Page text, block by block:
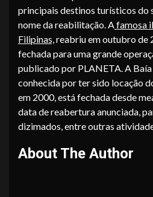
principais destinos turísticos do
nome da reabilitação. Afamosa
Filipinas,reabriu em outubro de
fechada para uma grande
publicado por PLANETA. A
conhecida por ter sido locação
em 2000, está fechada desde
data de reabertura anunciada,
dizimados, entre outras
About The Author